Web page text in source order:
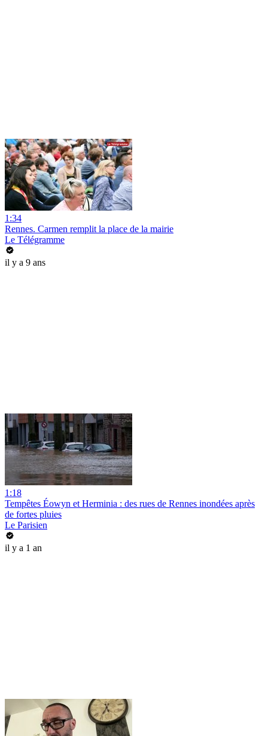
1:34
Rennes. Carmen remplit la place de la mairie
Le Télégramme
il y a 9 ans
1:18
Tempêtes Éowyn et Herminia : des rues de Rennes inondées après
de fortes pluies
Le Parisien
il y a 1 an